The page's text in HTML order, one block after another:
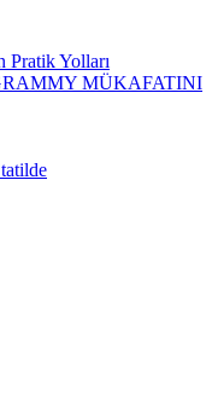
Pratik Yolları
MÜKAFATINI